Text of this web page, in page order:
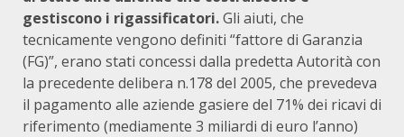
gestiscono i rigassificatori.Gli aiuti, che
tecnicamente vengono definiti “fattore di Garanzia
(FG)”, erano stati concessi dalla predetta Autorità con
la precedente delibera n.178 del 2005, che prevedeva
il pagamento alle aziende gasiere del 71% dei ricavi di
riferimento (mediamente 3 miliardi di euro l’anno)